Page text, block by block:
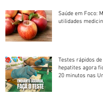
Saúde em Foco:
utilidades
Testes rápidos
hepatites agora
20 minutos nas